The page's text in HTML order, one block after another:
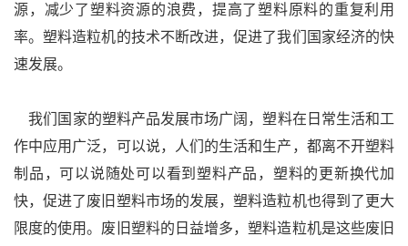
源，减少了塑料资源的浪费，提高了塑料原料的重复利用
率。塑料造粒机的技术不断改进，促进了我们国家经济的快
速发展。
我们国家的塑料产品发展市场广阔，塑料在日常生活和工
作中应用广泛，可以说，人们的生活和生产，都离不开塑料
制品， 可以说随处可以看到塑料产品，塑料的更新换代加
快，促进了废旧塑料市场的发展，塑料造粒机也得到了更大
限度的使用。废 旧塑料的日益增多，塑料造粒机是这些废旧